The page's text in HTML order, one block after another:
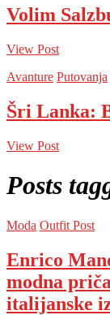
Volim
View Post
Avanture Putovanja
Šri Lanka:
View Post
Posts
Moda Outfit Post
Enrico
modna
italijanske